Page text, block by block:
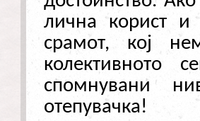
лична корист и
срамот, кој
колективното
спомнувани
отепувачка!